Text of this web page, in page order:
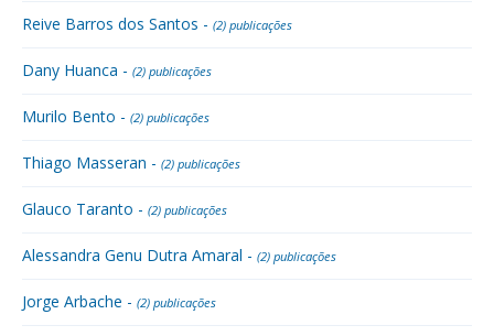
Reive Barros dos Santos - (2) publicações
Dany Huanca - (2) publicações
Murilo Bento - (2) publicações
Thiago Masseran - (2) publicações
Glauco Taranto - (2) publicações
Alessandra Genu Dutra Amaral - (2) publicações
Jorge Arbache - (2) publicações